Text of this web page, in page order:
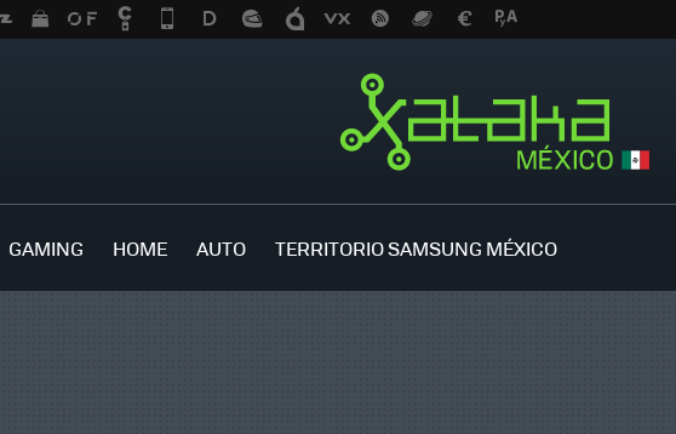
GAMING HOME AUTO TERRITORIO SAMSUNG MÉXICO